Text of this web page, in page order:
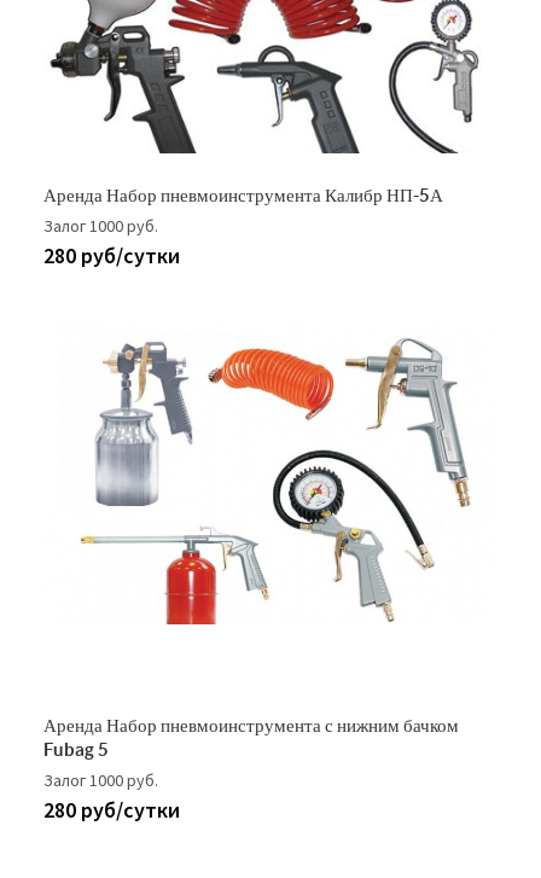
Аренда Набор пневмоинструмента Калибр НП-5А
Залог 1000 руб.
280 руб/сутки
Аренда Набор пневмоинструмента с нижним бачком
Fubag 5
Залог 1000 руб.
280 руб/сутки